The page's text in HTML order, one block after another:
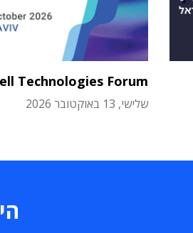
Technologies Forum
שלישי, 13 באוקטובר 2026